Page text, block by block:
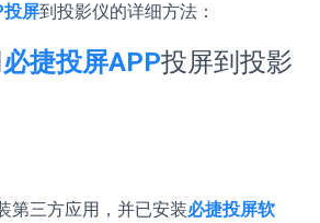
投屏到投影仪的详细方法：
必捷投屏APP投屏到投影
第三方应用，并已安装必捷投屏软